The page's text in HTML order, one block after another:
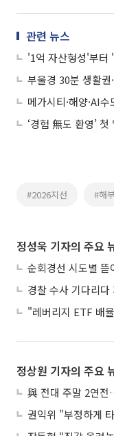
관련 뉴스
부울경 30분 생활
‘경험 無도 환영’
#2026지선 #해부
정성욱 기자의 주요
정상원 기자의 주요
與 전대 주말 2연